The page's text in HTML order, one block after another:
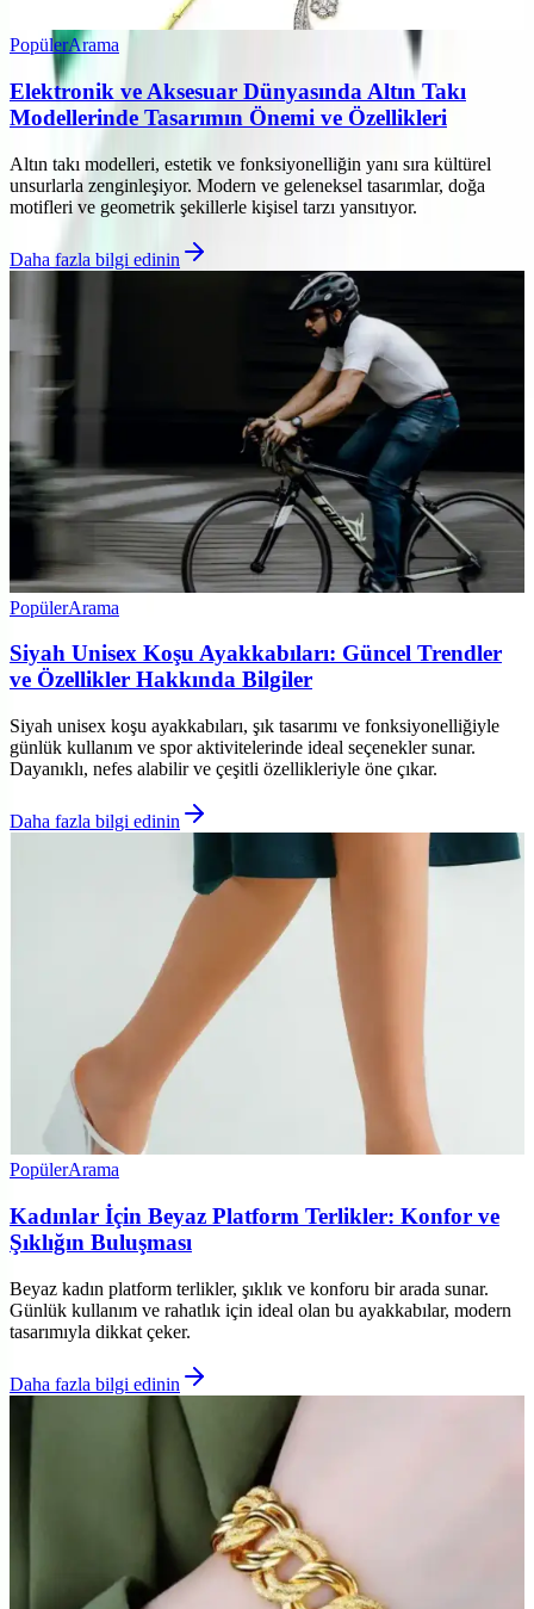
PopülerArama
Elektronik ve Aksesuar Dünyasında Altın Takı
Modellerinde Tasarımın Önemi ve Özellikleri
Altın takı modelleri, estetik ve fonksiyonelliğin yanı sıra kültürel
unsurlarla zenginleşiyor. Modern ve geleneksel tasarımlar, doğa
motifleri ve geometrik şekillerle kişisel tarzı yansıtıyor.
Daha fazla bilgi edinin
PopülerArama
Siyah Unisex Koşu Ayakkabıları: Güncel Trendler
ve Özellikler Hakkında Bilgiler
Siyah unisex koşu ayakkabıları, şık tasarımı ve fonksiyonelliğiyle
günlük kullanım ve spor aktivitelerinde ideal seçenekler sunar.
Dayanıklı, nefes alabilir ve çeşitli özellikleriyle öne çıkar.
Daha fazla bilgi edinin
PopülerArama
Kadınlar İçin Beyaz Platform Terlikler: Konfor ve
Şıklığın Buluşması
Beyaz kadın platform terlikler, şıklık ve konforu bir arada sunar.
Günlük kullanım ve rahatlık için ideal olan bu ayakkabılar, modern
tasarımıyla dikkat çeker.
Daha fazla bilgi edinin